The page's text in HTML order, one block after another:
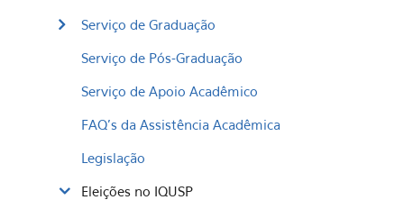
Serviço de Graduação
Serviço de Pós-Graduação
Serviço de Apoio Acadêmico
FAQ's da Assistência Acadêmica
Legislação
Eleições no IQUSP